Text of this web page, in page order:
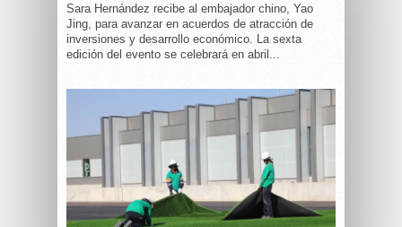
Sara Hernández recibe al embajador chino, Yao
Jing, para avanzar en acuerdos de atracción de
inversiones y desarrollo económico. La sexta
edición del evento se celebrará en abril...